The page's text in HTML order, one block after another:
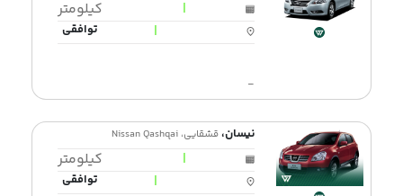
|
کیلومتر
|
توافقی
-
نیسان،قشقایی، Nissan Qashqai
|
کیلومتر
|
توافقی